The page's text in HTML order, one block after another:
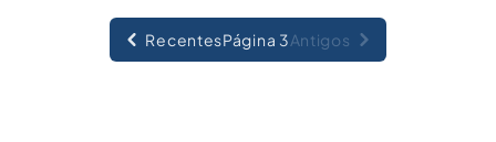
RecentesPágina 3Antigos